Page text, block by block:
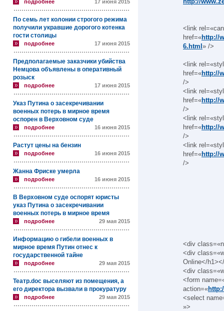
подробнее 17 июня 2015
По семь лет колонии строгого режима
получили укравшие дорогого котенка
гости столицы
подробнее 17 июня 2015
Предполагаемые заказчики убийства
Немцова объявлены в оперативный
розыск
подробнее 17 июня 2015
Указ Путина о засекречивании
военных потерь в мирное время
оспорен в Верховном суде
подробнее 16 июня 2015
Растут цены на бензин
подробнее 16 июня 2015
Жанна Фриске умерла
подробнее 16 июня 2015
В Верховном суде оспорят юристы
указ Путина о засекречивании
военных потерь в мирное время
подробнее 29 мая 2015
Информацию о гибели военных в
мирное время Путин отнес к
государственной тайне
подробнее 29 мая 2015
Театр.doc выселяют из помещения, а
его директора вызвали в прокуратуру
подробнее 29 мая 2015
<link
href=«http://
6.html » />
<link
href=«http://
/>
<link
href=«http://
/>
<link
href=«http://
/>
<link
href=«http://
/>
<div
<div
Online</
<div
<form
action=«
<select
»>